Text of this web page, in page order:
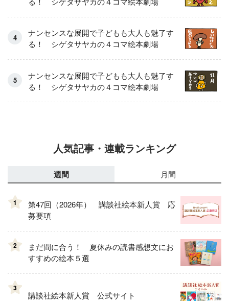
ナンセンスな展開で子どもも大人も魅了す
る！ シゲタサヤカの４コマ絵本劇場
ナンセンスな展開で子どもも大人も魅了す
る！ シゲタサヤカの４コマ絵本劇場
人気記事・連載ランキング
週間 月間
1
第47回（2026年） 講談社絵本新人賞 応
募要項
2
まだ間に合う！ 夏休みの読書感想文にお
すすめの絵本５選
3
講談社絵本新人賞 公式サイト